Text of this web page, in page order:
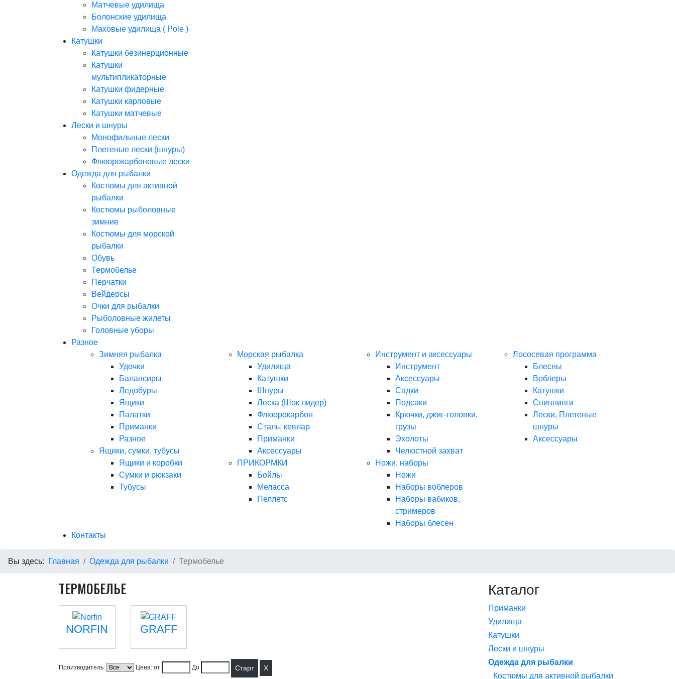
Матчевые удилища
Болонские удилища
Маховые удилища ( Pole )
Катушки
Катушки безинерционные
Катушки
мультипликаторные
Катушки фидерные
Катушки карповые
Катушки матчевые
Лески и шнуры
Монофильные лески
Плетеные лески (шнуры)
Флюорокарбоновые лески
Одежда для рыбалки
Костюмы для активной
рыбалки
Костюмы рыболовные
зимние
Костюмы для морской
рыбалки
Обувь
Термобелье
Перчатки
Вейдерсы
Очки для рыбалки
Рыболовные жилеты
Головные уборы
Разное
Зимняя рыбалка
Удочки
Балансиры
Ледобуры
Ящики
Палатки
Приманки
Разное
Ящики, сумки, тубусы
Ящики и коробки
Сумки и рюкзаки
Тубусы
Морская рыбалка
Удилища
Катушки
Шнуры
Леска (Шок лидер)
Флюорокарбон
Сталь, кевлар
Приманки
Аксессуары
ПРИКОРМКИ
Бойлы
Меласса
Пеллетс
Инструмент и аксессуары
Инструмент
Аксессуары
Садки
Подсаки
Крючки, джиг-головки,
грузы
Эхолоты
Челюстной захват
Ножи, наборы
Ножи
Наборы воблеров
Наборы вабиков,
стримеров
Наборы блесен
Лососевая программа
Блесны
Воблеры
Катушки
Спиннинги
Лески, Плетеные
шнуры
Аксессуары
Контакты
Вы здесь: Главная Одежда для рыбалки Термобелье
ТЕРМОБЕЛЬЕ
NORFIN GRAFF
Производитель: Цена: от До X
Каталог
Приманки
Удилища
Катушки
Лески и шнуры
Одежда для рыбалки
Костюмы для активной рыбалки